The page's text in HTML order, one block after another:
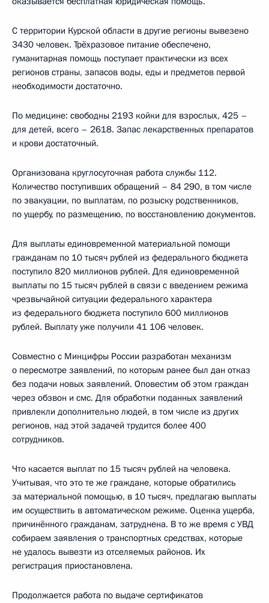
С территории Курской области в другие регионы вывезено
3430 человек. Трёхразовое питание обеспечено,
гуманитарная помощь поступает практически из всех
регионов страны, запасов воды, еды и предметов первой
необходимости достаточно.
По медицине: свободны 2193 койки для взрослых, 425 –
для детей, всего – 2618. Запас лекарственных препаратов
и крови достаточный.
Организована круглосуточная работа службы 112.
Количество поступивших обращений – 84 290, в том числе
по эвакуации, по выплатам, по розыску родственников,
по ущербу, по размещению, по восстановлению документов.
Для выплаты единовременной материальной помощи
гражданам по 10 тысяч рублей из федерального бюджета
поступило 820 миллионов рублей. Для единовременной
выплаты по 15 тысяч рублей в связи с введением режима
чрезвычайной ситуации федерального характера
из федерального бюджета поступило 600 миллионов
рублей. Выплату уже получили 41 106 человек.
Совместно с Минцифры России разработан механизм
о пересмотре заявлений, по которым ранее был дан отказ
без подачи новых заявлений. Оповестим об этом граждан
через обзвон и смс. Для обработки поданных заявлений
привлекли дополнительно людей, в том числе из других
регионов, над этой задачей трудится более 400
сотрудников.
Что касается выплат по 15 тысяч рублей на человека.
Учитывая, что это те же граждане, которые обратились
за материальной помощью, в 10 тысяч, предлагаю выплаты
им осуществить в автоматическом режиме. Оценка ущерба,
причинённого гражданам, затруднена. В то же время с УВД
собираем заявления о транспортных средствах, которые
не удалось вывезти из отселяемых районов. Их
регистрация приостановлена.
Продолжается работа по выдаче сертификатов